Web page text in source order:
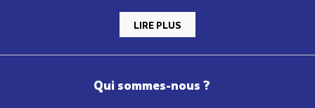
LIRE PLUS
Qui sommes-nous ?